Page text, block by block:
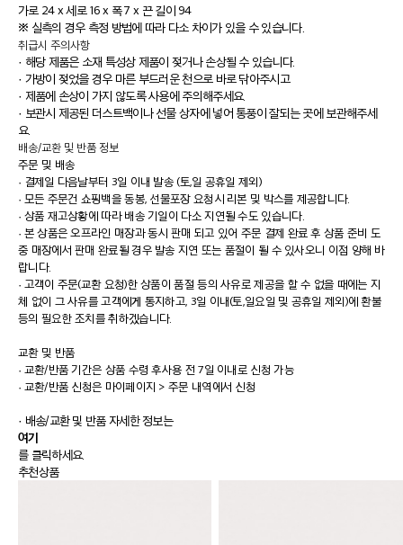
가로 24 x 세로 16 x 폭 7 x 끈 길이 94
※ 실측의 경우 측정 방법에 따라 다소 차이가 있을 수 있습니다.
취급시 주의사항
· 해당 제품은 소재 특성상 제품이 젖거나 손상될 수 있습니다.
· 가방이 젖었을 경우 마른 부드러운 천으로 바로 닦아주시고
· 제품에 손상이 가지 않도록 사용에 주의해주세요.
· 보관시 제공된 더스트백이나 선물 상자에 넣어 통풍이 잘되는 곳에 보관해주세
요.
배송/교환 및 반품 정보
주문 및 배송
· 결제일 다음날부터 3일 이내 발송 (토,일 공휴일 제외)
· 모든 주문건 쇼핑백을 동봉, 선물포장 요청시 리본 및 박스를 제공합니다.
· 상품 재고상황에 따라 배송 기일이 다소 지연될 수도 있습니다.
· 본 상품은 오프라인 매장과 동시 판매 되고 있어 주문 결제 완료 후 상품 준비 도
중 매장에서 판매 완료될 경우 발송 지연 또는 품절이 될 수 있사오니 이점 양해 바
랍니다.
· 고객이 주문(교환 요청)한 상품이 품절 등의 사유로 제공을 할 수 없을 때에는 지
체 없이 그 사유를 고객에게 통지하고, 3일 이내(토,일요일 및 공휴일 제외)에 환불
등의 필요한 조치를 취하겠습니다.
교환 및 반품
· 교환/반품 기간은 상품 수령 후사용 전 7일 이내로 신청 가능
· 교환/반품 신청은 마이페이지 > 주문 내역에서 신청
· 배송/교환 및 반품 자세한 정보는
여기
를 클릭하세요.
추천상품